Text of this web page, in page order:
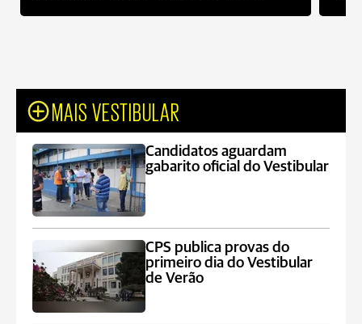
MAIS VESTIBULAR
Candidatos aguardam
gabarito oficial do Vestibular
CPS publica provas do
primeiro dia do Vestibular
de Verão